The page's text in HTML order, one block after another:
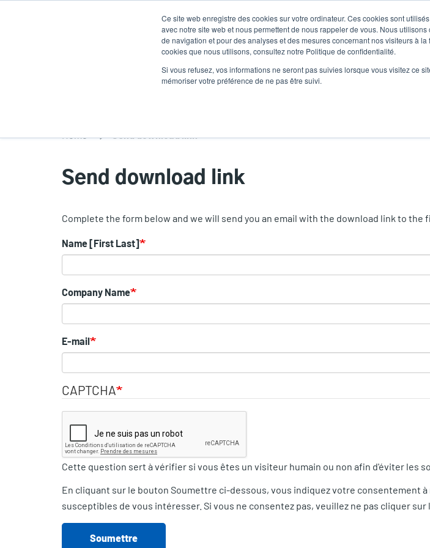
Ce site web enregistre des cookies sur votre ordinateur. Ces cookies sont
avec notre site web et nous permettent de nous rappeler de vous. Nous
de navigation et pour des analyses et des mesures concernant nos visiteurs à
cookies que nous utilisons, consultez notre Politique de confidentialité.
Si vous refusez, vos informations ne seront pas suivies lorsque vous visitez ce
mémoriser votre préférence de ne pas être suivi.
User
Actualités et
Home Send download link
Send download link
Complete the form below and we will send you an email with the download link to the
Name [First Last]
Company Name
E-mail
CAPTCHA
Cette question sert à vérifier si vous êtes un visiteur humain ou non afin d'éviter les
En cliquant sur le bouton Soumettre ci-dessous, vous indiquez votre consentement
susceptibles de vous intéresser. Si vous ne consentez pas, veuillez ne pas cliquer sur
Soumettre